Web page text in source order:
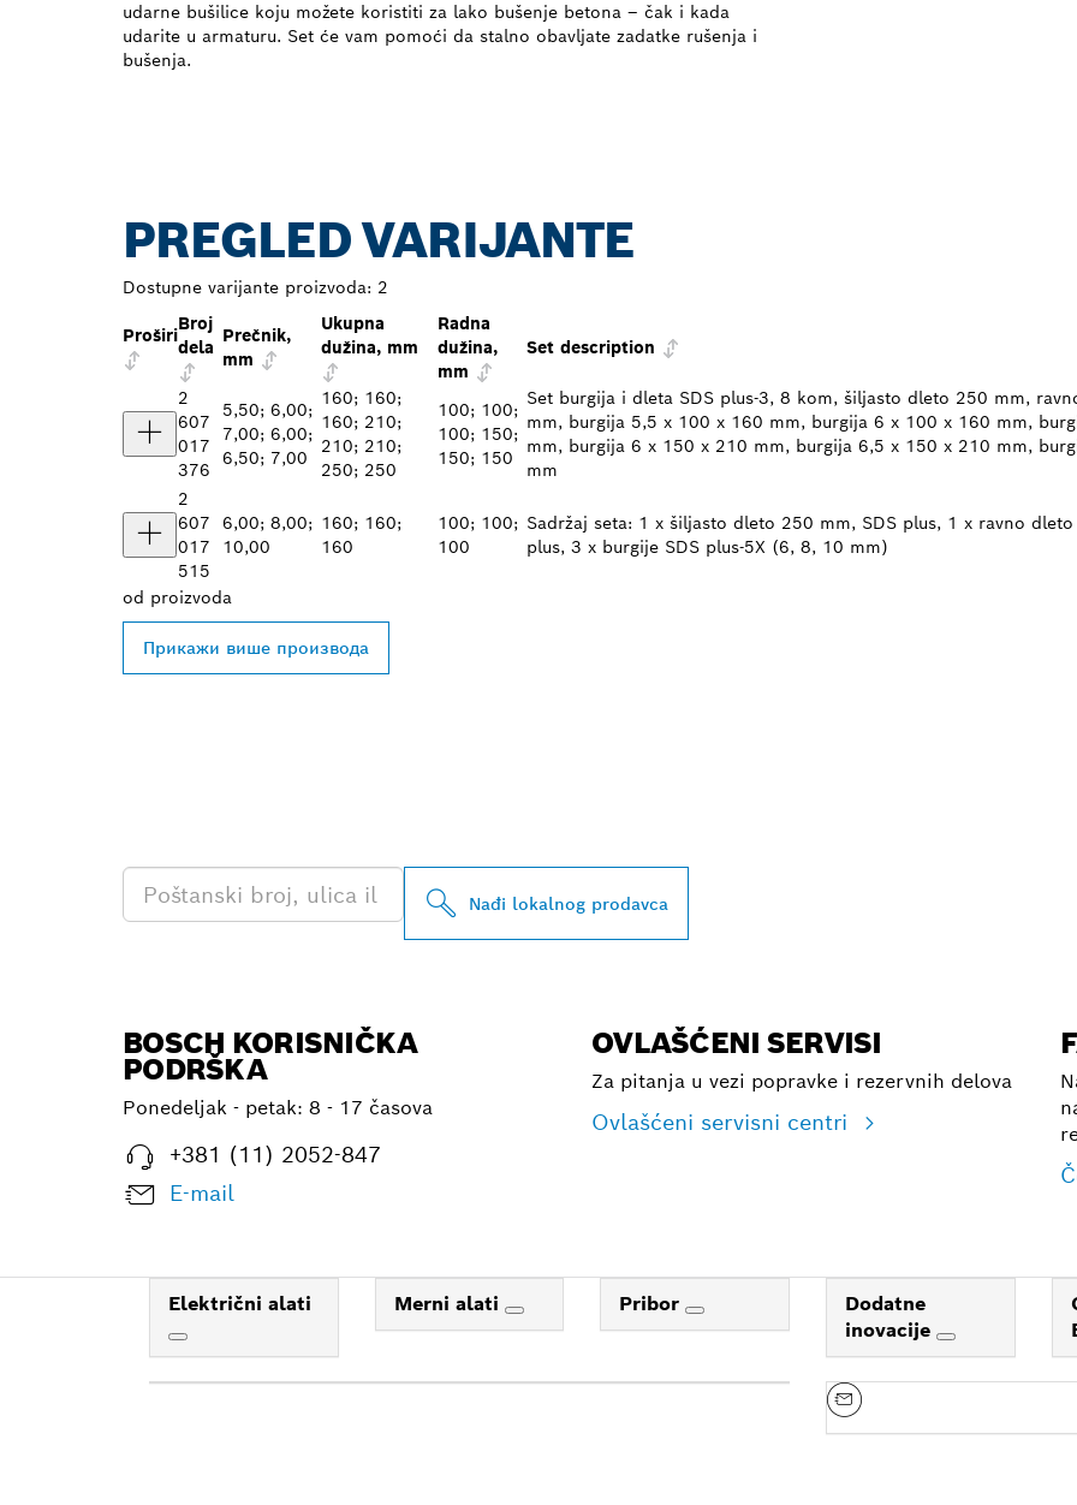
udarne bušilice koju možete koristiti za lako bušenje betona – čak i kada
udarite u armaturu. Set će vam pomoći da stalno obavljate zadatke rušenja i
bušenja.
PREGLED VARIJANTE
Dostupne varijante proizvoda: 2
Proširi
Broj
dela
Prečnik,
mm
Ukupna
dužina, mm
Radna
dužina,
mm
Set description
2
607
017
376
5,50; 6,00;
7,00; 6,00;
6,50; 7,00
160; 160;
160; 210;
210; 210;
250; 250
100; 100;
100; 150;
150; 150
Set burgija i dleta SDS plus-3, 8 kom, šiljasto dleto 250 mm,
mm, burgija 5,5 x 100 x 160 mm, burgija 6 x 100 x 160 mm,
mm, burgija 6 x 150 x 210 mm, burgija 6,5 x 150 x 210 mm,
mm
2
607
017
515
6,00; 8,00;
10,00
160; 160;
160
100; 100;
100
Sadržaj seta: 1 x šiljasto dleto 250 mm, SDS plus, 1 x ravno
plus, 3 x burgije SDS plus-5X (6, 8, 10 mm)
od proizvoda
Прикажи више производа
Nađi lokalnog prodavca
BOSCH KORISNIČKA
PODRŠKA
Ponedeljak - petak: 8 - 17 časova
+381 (11) 2052-847
E-mail
OVLAŠĆENI SERVISI
Za pitanja u vezi popravke i rezervnih delova
Ovlašćeni servisni centri
Električni alati Merni alati Pribor
Dodatne
inovacije